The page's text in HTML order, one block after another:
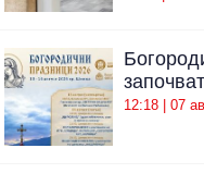
12:18 | 07